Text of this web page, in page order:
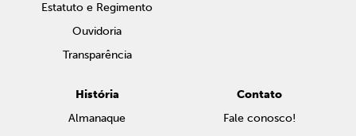
Estatuto e Regimento
Ouvidoria
Transparência
História
Almanaque
Contato
Fale conosco!